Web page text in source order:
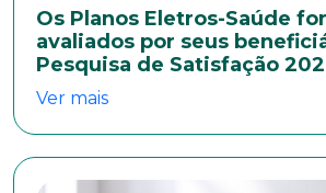
Os Planos Eletros-Saúde
avaliados por seus
Pesquisa de Satisfação
Ver mais